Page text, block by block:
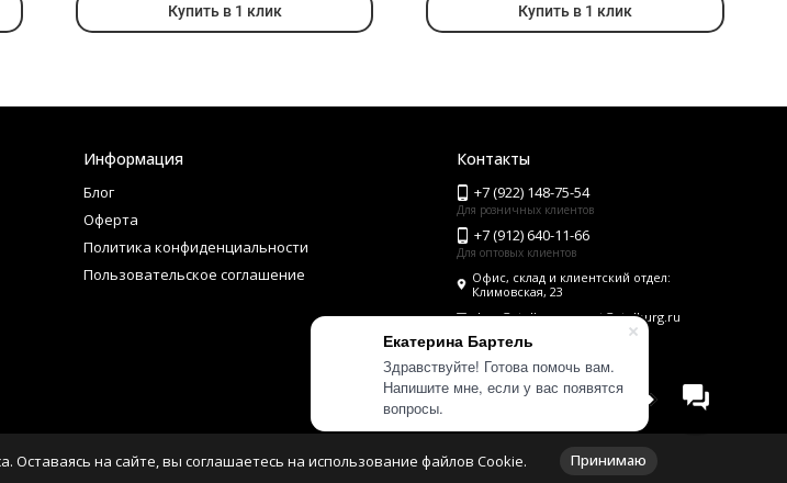
Екатерина Бартель
Здравствуйте! Готова помочь вам.
Напишите мне, если у вас появятся
вопросы.
Купить в 1 клик Купить в 1 клик
Информация
Блог
Оферта
Политика конфиденциальности
Пользовательское соглашение
Контакты
+7 (922) 148-75-54
Для розничных клиентов
+7 (912) 640-11-66
Для оптовых клиентов
Офис, склад и клиентский отдел:
Климовская, 23
shop@stolburg.ru, opt@stolburg.ru
Мы на маркетплейсах
на сайте, вы соглашаетесь на использование файлов Cookie. Принимаю